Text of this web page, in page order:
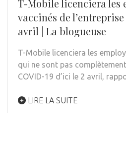
T-Mobile licenciera les
vaccinés de
avril | La blogueuse
T-Mobile licenciera les
qui ne sont pas
COVID-19 d’ici le 2 avril,
LIRE LA SUITE